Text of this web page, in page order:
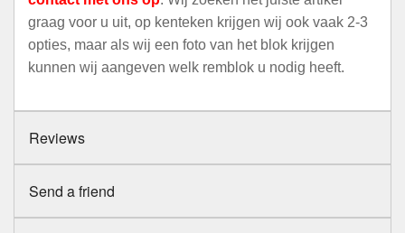
graag voor u uit, op kenteken krijgen wij ook vaak 2-3
opties, maar als wij een foto van het blok krijgen
kunnen wij aangeven welk remblok u nodig heeft.
Reviews
Send a friend